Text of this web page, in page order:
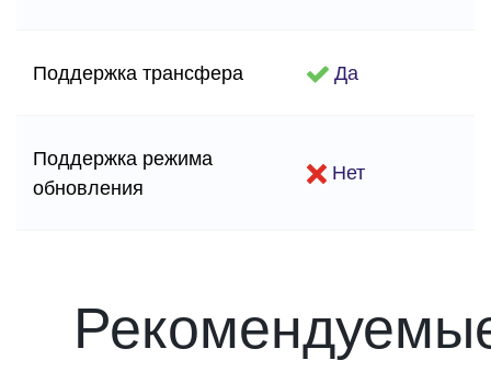
Поддержка трансфера Да
Поддержка режима
обновления
Нет